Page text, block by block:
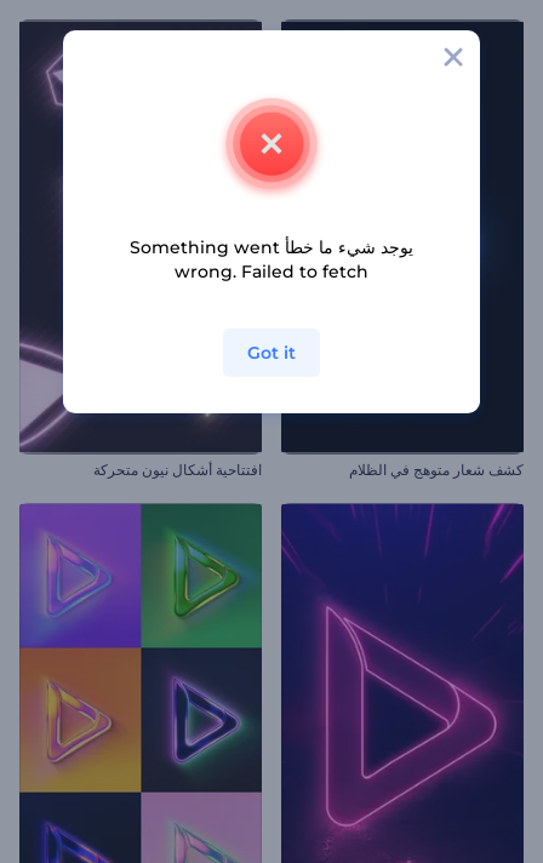
كشف شعار متوهج في الظلام افتتاحية أشكال نيون متحركة
يوجد شيء ما خطأ Something went
wrong. Failed to fetch
Got it